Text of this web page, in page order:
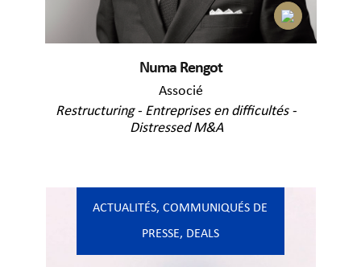
Numa Rengot
Associé
Restructuring - Entreprises en difficultés -
Distressed M&A
ACTUALITÉS,COMMUNIQUÉS DE
PRESSE, DEALS